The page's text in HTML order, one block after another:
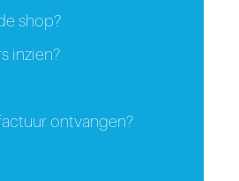
shop?
inzien?
ontvangen?